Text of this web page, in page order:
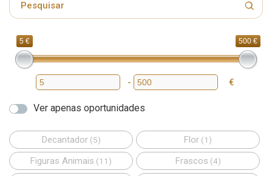
5 € 500 €
Preço mínimo
- Preço máximo €
Ver apenas oportunidades
Decantador (5) Flor (1)
Figuras Animais (11) Frascos (4)